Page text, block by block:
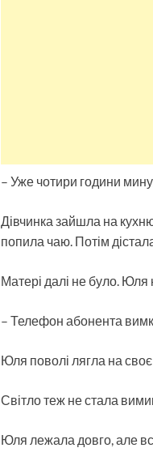
– Уже чотири години
Дівчинка зайшла на
попила чаю. Потім
Матері далі не було.
– Телефон абонента
Юля поволі лягла на
Світло теж не стала
Юля лежала довго, але